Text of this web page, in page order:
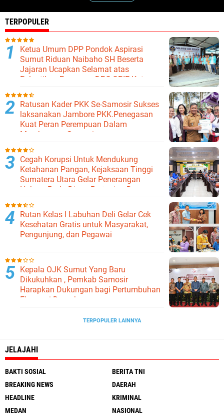
TERPOPULER
Ketua Umum DPP Pondok Aspirasi
Sumut Riduan Naibaho SH Beserta
Jajaran Ucapkan Selamat atas
Pelantikan Pengurus DPC GPIE Kota
Binjai
Ratusan Kader PKK Se-Samosir Sukses
laksanakan Jambore PKK.Penegasan
Kuat Peran Perempuan Dalam
Membangun Samosir.
Cegah Korupsi Untuk Mendukung
Ketahanan Pangan, Kejaksaan Tinggi
Sumatera Utara Gelar Penerangan
Hukum Pada Dinas Pertanian Dan
Ketahanan Pangan
Rutan Kelas I Labuhan Deli Gelar Cek
Kesehatan Gratis untuk Masyarakat,
Pengunjung, dan Pegawai
Kepala OJK Sumut Yang Baru
Dikukuhkan , Pemkab Samosir
Harapkan Dukungan bagi Pertumbuhan
Ekonomi Daerah
TERPOPULER LAINNYA
JELAJAHI
BAKTI SOSIAL
BERITA TNI
BREAKING NEWS
DAERAH
HEADLINE
KRIMINAL
MEDAN
NASIONAL